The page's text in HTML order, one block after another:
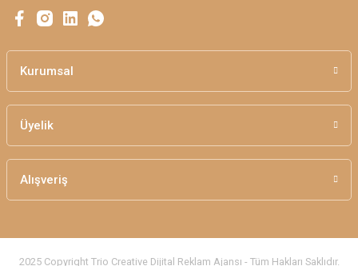
Bu ürüne benzer farklı alternatifler olmalı.
Kurumsal
Üyelik
Alışveriş
2025 Copyright Trio Creative Dijital Reklam Ajansı - Tüm Hakları Saklıdır.